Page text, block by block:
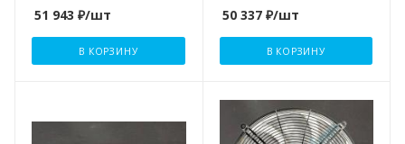
51 943 ₽/шт
В КОРЗИНУ
50 337₽/шт
В КОРЗИНУ